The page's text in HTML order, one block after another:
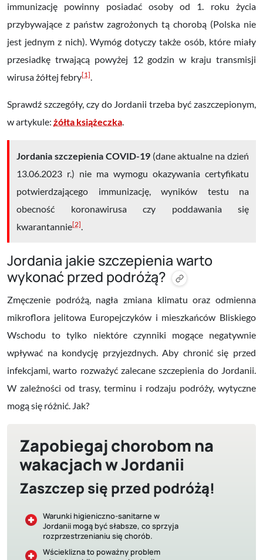
immunizację powinny posiadać osoby od 1. roku życia
przybywające z państw zagrożonych tą chorobą (Polska nie
jest jednym z nich). Wymóg dotyczy także osób, które miały
przesiadkę trwającą powyżej 12 godzin w kraju transmisji
wirusa żółtej febry[1].
Sprawdź szczegóły, czy do Jordanii trzeba być zaszczepionym,
w artykule: żółta książeczka.
Jordania szczepienia COVID-19(dane aktualne na dzień
13.06.2023 r.) nie ma wymogu okazywania certyfikatu
potwierdzającego immunizację, wyników testu na
obecność koronawirusa czy poddawania się
kwarantannie[2].
Jordania jakie szczepienia warto
wykonać przed podróżą?
Zmęczenie podróżą, nagła zmiana klimatu oraz odmienna
mikroflora jelitowa Europejczyków i mieszkańców Bliskiego
Wschodu to tylko niektóre czynniki mogące negatywnie
wpływać na kondycję przyjezdnych. Aby chronić się przed
infekcjami, warto rozważyć zalecane szczepienia do Jordanii.
W zależności od trasy, terminu i rodzaju podróży, wytyczne
mogą się różnić. Jak?
Zapobiegaj chorobom na
wakacjach w Jordanii
Zaszczep się przed podróżą!
Warunki higieniczno-sanitarne w
Jordanii mogą być słabsze, co sprzyja
rozprzestrzenianiu się chorób.
Wścieklizna to poważny problem